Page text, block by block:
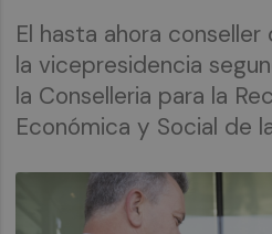
El hasta ahora
la vicepresidencia
la Conselleria para la
Económica y Social de